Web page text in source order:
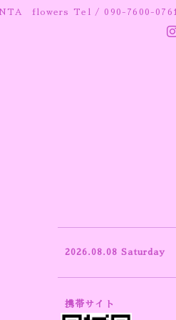
flowers Tel / 090-7600-0761
2026.08.08 Saturday
携帯サイト